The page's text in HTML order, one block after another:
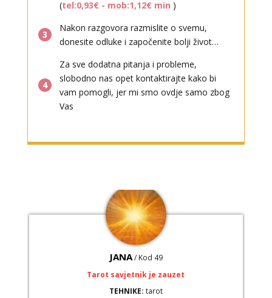
(tel:0,93€ - mob:1,12€ min )
3
Nakon razgovora razmislite o svemu,
donesite odluke i započenite bolji život…
4
Za sve dodatna pitanja i probleme,
slobodno nas opet kontaktirajte kako bi
vam pomogli, jer mi smo ovdje samo zbog
Vas
AMELIE BESSONG
TEHNIKE:licencirana vidovinjakinja, licencirana
parapsihologinja, energetsko iscjeljivanje, afrička magija,
zaštite svih vrsta, uklanjanje uroka i crne magije,
tel:0,93€ - mob:1,12€ min
JANA/ Kod 49
Tarot savjetnik je zauzet
TEHNIKE:
tarot